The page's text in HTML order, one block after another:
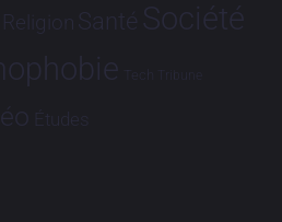
Religion Santé Société
Tech Tribune
Études